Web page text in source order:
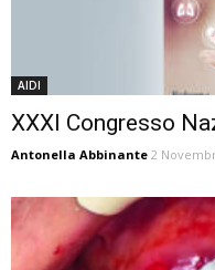
AIDI
XXXI Congresso
Antonella Abbinante 2